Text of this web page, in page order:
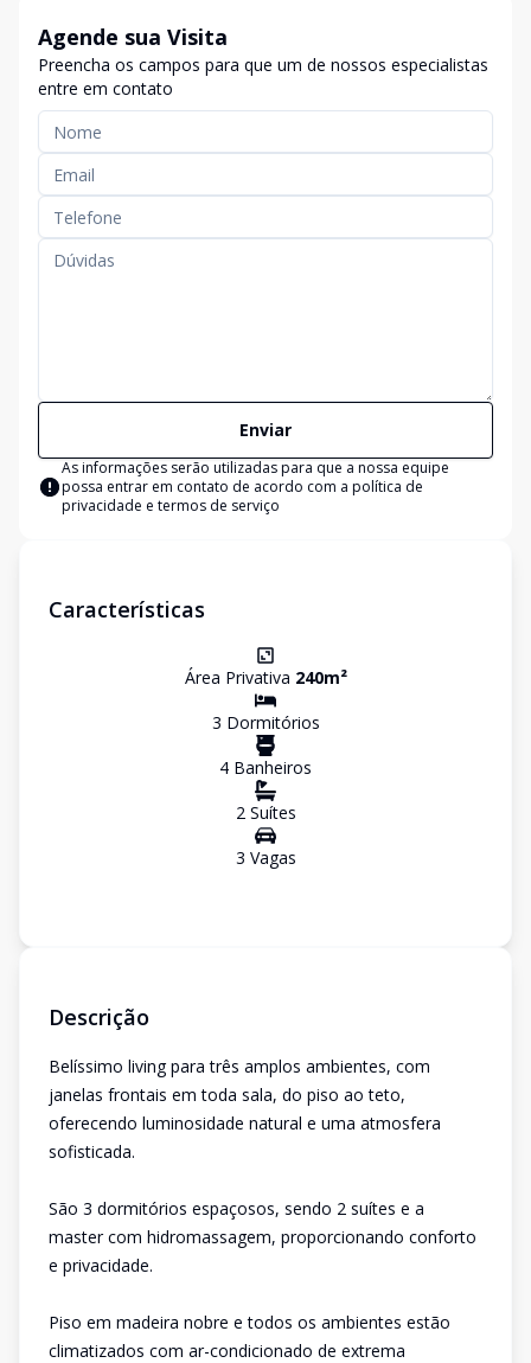
Agende sua Visita
Preencha os campos para que um de nossos especialistas
entre em contato
Enviar
As informações serão utilizadas para que a nossa equipe
possa entrar em contato de acordo com a política de
privacidade e termos de serviço
Características
Área Privativa 240m²
3 Dormitórios
4 Banheiros
2Suítes
3 Vagas
Descrição
Belíssimo living para três amplos ambientes, com
janelas frontais em toda sala, do piso ao teto,
oferecendo luminosidade natural e uma atmosfera
sofisticada.
São 3 dormitórios espaçosos, sendo 2 suítes e a
master com hidromassagem, proporcionando conforto
e privacidade.
Piso em madeira nobre e todos os ambientes estão
climatizados com ar-condicionado de extrema